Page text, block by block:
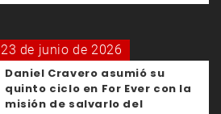
23 de junio de 2026
Daniel Cravero asumió su
quinto ciclo en For Ever con la
misión de salvarlo del